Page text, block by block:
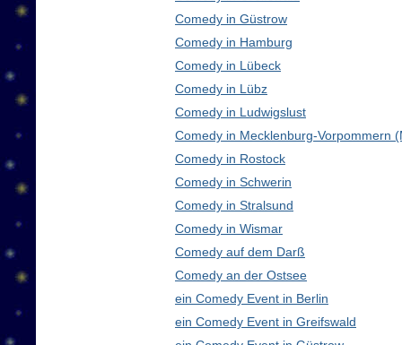
Comedy in Güstrow
Comedy in Hamburg
Comedy in Lübeck
Comedy in Lübz
Comedy in Ludwigslust
Comedy in Mecklenburg-Vorpommern
Comedy in Rostock
Comedy in Schwerin
Comedy in Stralsund
Comedy in Wismar
Comedy auf dem Darß
Comedy an der Ostsee
ein Comedy Event in Berlin
ein Comedy Event in Greifswald